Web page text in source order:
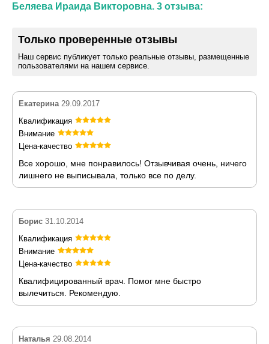
Беляева Ираида Викторовна. 3 отзыва:
Только проверенные отзывы
Наш сервис публикует только реальные отзывы, размещенные
пользователями на нашем сервисе.
Екатерина 29.09.2017
Квалификация
Внимание
Цена-качество
Все хорошо, мне понравилось! Отзывчивая очень, ничего
лишнего не выписывала, только все по делу.
Борис 31.10.2014
Квалификация
Внимание
Цена-качество
Квалифицированный врач. Помог мне быстро
вылечиться. Рекомендую.
Наталья 29.08.2014